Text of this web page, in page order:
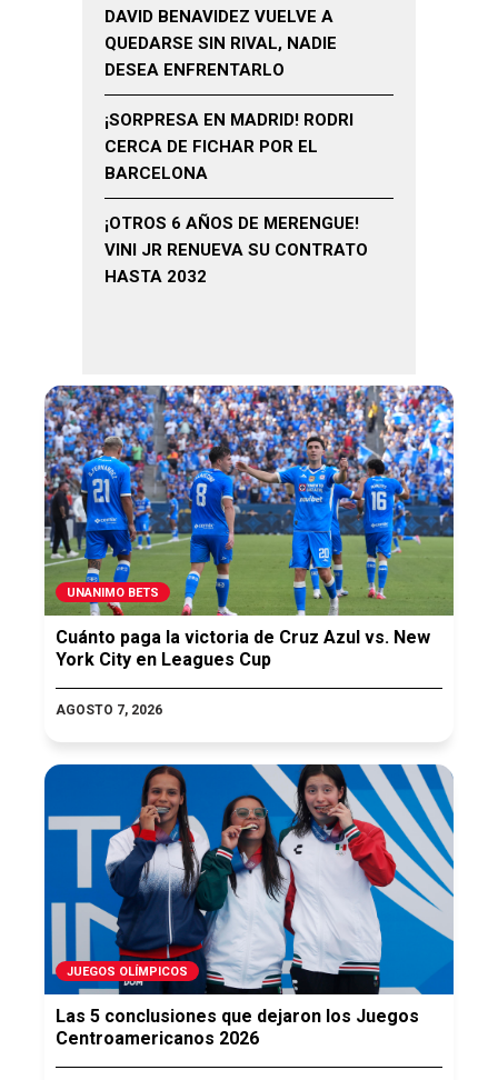
DAVID BENAVIDEZ VUELVE A
QUEDARSE SIN RIVAL, NADIE
DESEA ENFRENTARLO
¡SORPRESA EN MADRID! RODRI
CERCA DE FICHAR POR EL
BARCELONA
¡OTROS 6 AÑOS DE MERENGUE!
VINI JR RENUEVA SU CONTRATO
HASTA 2032
UNANIMO BETS
Cuánto paga la victoria de Cruz Azul vs. New
York City en Leagues Cup
AGOSTO 7, 2026
JUEGOS OLÍMPICOS
Las 5 conclusiones que dejaron los Juegos
Centroamericanos 2026